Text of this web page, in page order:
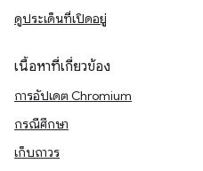
ดูประเด็นที่เปิดอยู่
เนื้อหาที่เกี่ยวข้อง
การอัปเดต Chromium
กรณีศึกษา
เก็บถาวร